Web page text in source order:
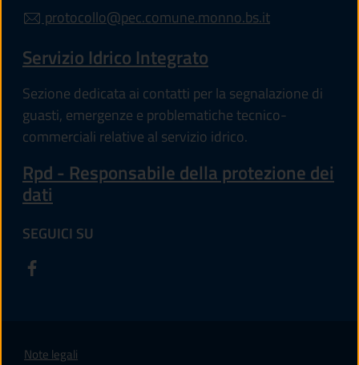
protocollo@pec.comune.monno.bs.it
Servizio Idrico Integrato
Sezione dedicata ai contatti per la segnalazione di
guasti, emergenze e problematiche tecnico-
commerciali relative al servizio idrico.
Rpd - Responsabile della protezione dei
dati
SEGUICI SU
Note legali